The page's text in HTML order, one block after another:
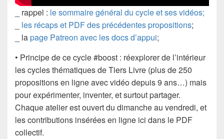
_ rappel : le sommaire général du cycle et ses vidéos;
les récaps et PDF des précédentes propositions;
_ lapage Patreon avec les docs d’appui;
• Principe de ce cycle #boost : réexplorer de l’intérieur
les cycles thématiques de Tiers Livre (plus de 250
propositions en ligne avec vidéo depuis 9 ans…) mais
pour expérimenter, inventer, et surtout partager.
Chaque atelier est ouvert du dimanche au vendredi, et
les contributions insérées en ligne ici dans le PDF
collectif.